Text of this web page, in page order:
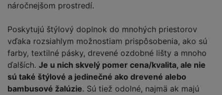
náročnejšom prostredí.
Poskytujú štýlový doplnok do mnohých priestorov
vďaka rozsiahlym možnostiam prispôsobenia, ako sú
farby, textilné pásky, drevené ozdobné lišty a mnoho
ďalších. Je u nich skvelý pomer cena/kvalita, ale nie
sú také štýlové a jedinečné ako drevené alebo
bambusové žalúzie. Sú tiež odolné, najmä ak majú